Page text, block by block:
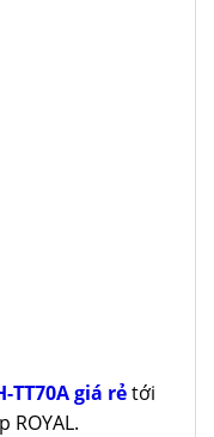
giá rẻtới
ROYAL.